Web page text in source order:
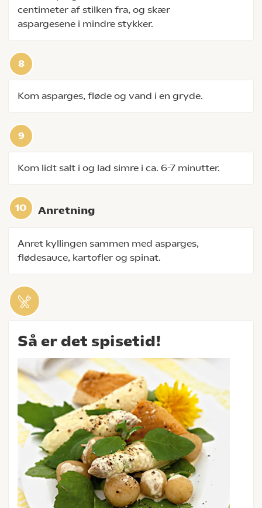
centimeter af stilken fra, og skær
aspargesene i mindre stykker.
Kom asparges, fløde og vand i en gryde.
Kom lidt salt i og lad simre i ca. 6-7 minutter.
Anretning
Anret kyllingen sammen med asparges,
flødesauce, kartofler og spinat.
Så er det spisetid!